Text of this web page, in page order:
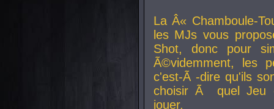
La Â« Chamboule-
les MJs vous
Shot, donc pour
Ã©videmment, les
c'est-Ã -dire qu'ils
choisir Ã quel Jeu
jouer.